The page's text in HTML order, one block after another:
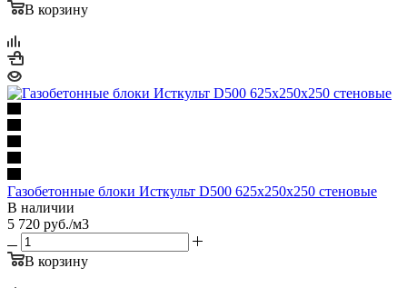
В корзину
Газобетонные блоки Исткульт D500 625х250х250 стеновые
В наличии
5 720 руб./м3
В корзину